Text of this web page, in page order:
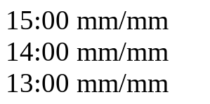
15:00 mm/mm
14:00 mm/mm
13:00 mm/mm